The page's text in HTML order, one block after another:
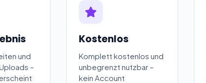
und
–
Kostenlos
Komplett kostenlos und
unbegrenzt nutzbar –
kein Account